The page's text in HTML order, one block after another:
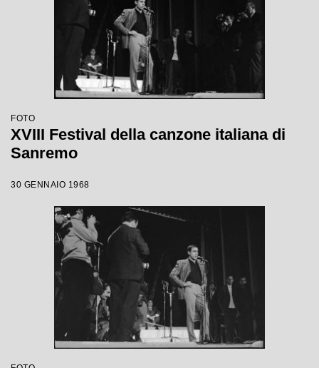
FOTO
XVIII Festival della canzone italiana di
Sanremo
30 GENNAIO 1968